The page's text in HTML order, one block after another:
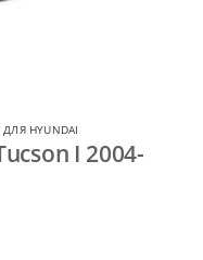
HYUNDAI
I 2004-